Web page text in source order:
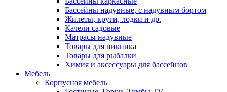
Бассейны надувные, с надувным бортом
Жилеты, круги, лодки и др.
Качели садовые
Матрасы надувные
Товары для пикника
Товары для рыбалки
Химия и аксессуары для бассейнов
Мебель
Корпусная мебель